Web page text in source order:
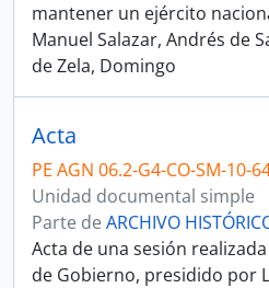
mantener un ejército
Manuel Salazar, Andrés de
de Zela, Domingo
Acta
PE AGN 06.2-G4-CO-SM-10-
Unidad documental simple
Parte de ARCHIVO
Acta de una sesión
de Gobierno, presidido por